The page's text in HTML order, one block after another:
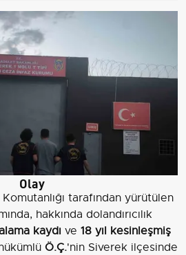
Olay
tarafından yürütülen
hakkında dolandırıcılık
kaydı ve 18 yıl kesinleşmiş
Ö.Ç.'nin Siverek ilçesinde